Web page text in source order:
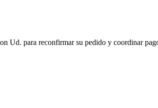
Ud. para reconfirmar su pedido y coordinar